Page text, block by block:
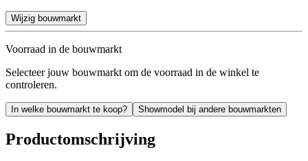
Wijzig bouwmarkt
Voorraad in de bouwmarkt
Selecteer jouw bouwmarkt om de voorraad in de winkel te
controleren.
In welke bouwmarkt te koop? Showmodel bij andere bouwmarkten
Productomschrijving